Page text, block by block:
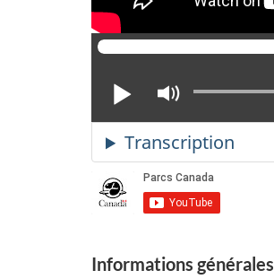
Lire
Activer
le
mode
muet
Informations générales